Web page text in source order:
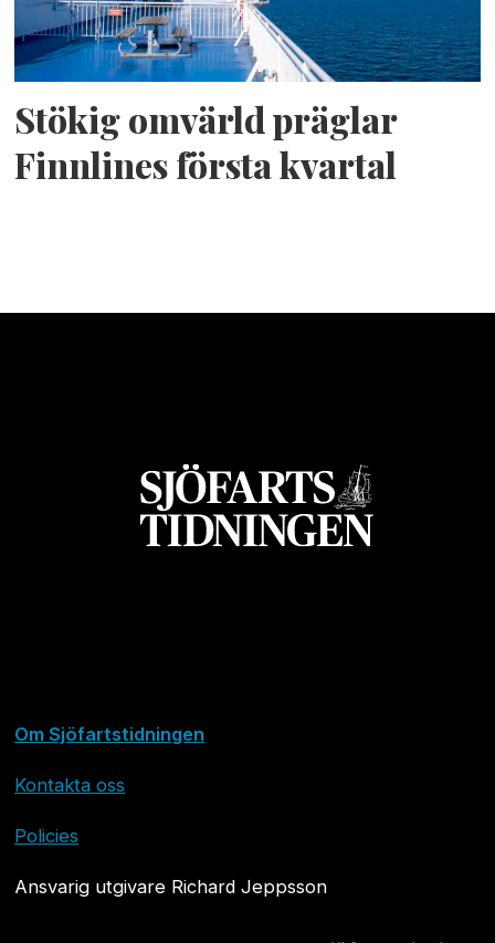
Stökig omvärld präglar
Finnlines första kvartal
Om Sjöfartstidningen
Kontakta oss
Policies
Ansvarig utgivare Richard Jeppsson